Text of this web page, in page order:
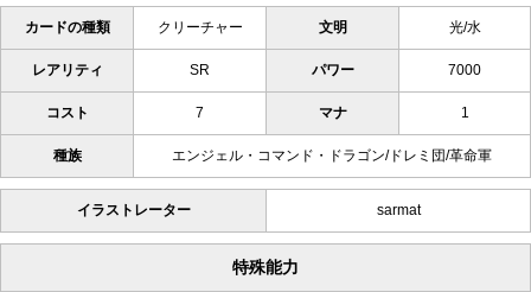
カードの種類 クリーチャー 文明 光/水
レアリティ SR パワー 7000
コスト 7 マナ 1
種族 エンジェル・コマンド・ドラゴン/ドレミ団/革命軍
イラストレーター sarmat
特殊能力